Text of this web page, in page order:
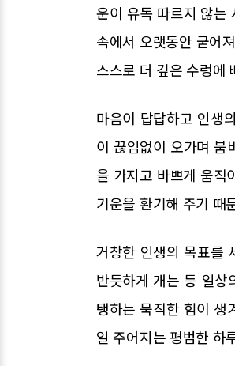
운이 유독 따르지 않는
속에서 오랫동안 굳어
스스로 더 깊은 수렁에
마음이 답답하고 인생
이 끊임없이 오가며 붐
을 가지고 바쁘게 움직
기운을 환기해 주기 때
거창한 인생의 목표를
반듯하게 개는 등 일상
탱하는 묵직한 힘이 생
일 주어지는 평범한 하